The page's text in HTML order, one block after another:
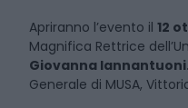
Apriranno l’evento il 12
Magnifica Rettrice
Giovanna Iannantuoni.
Generale di MUSA,